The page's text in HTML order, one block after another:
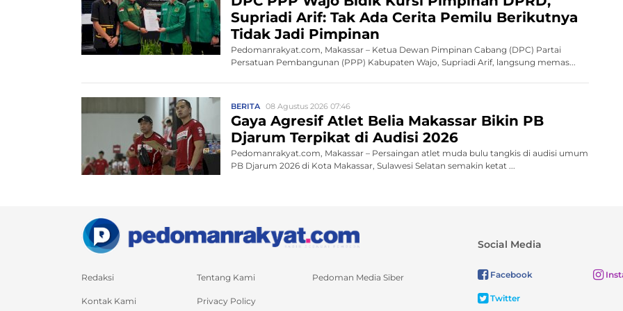
Supriadi Arif: Tak Ada Cerita Pemilu Berikutnya
Tidak Jadi Pimpinan
Pedomanrakyat.com, Makassar – Ketua Dewan Pimpinan Cabang (DPC) Partai
Persatuan Pembangunan (PPP) Kabupaten Wajo, Supriadi Arif, langsung memas...
BERITA 08 Agustus 2026 07:46
Gaya Agresif Atlet Belia Makassar Bikin PB
Djarum Terpikat di Audisi 2026
Pedomanrakyat.com, Makassar – Persaingan atlet muda bulu tangkis di audisi umum
PB Djarum 2026 di Kota Makassar, Sulawesi Selatan semakin ketat ...
Redaksi Tentang Kami Pedoman Media Siber
Kontak Kami Privacy Policy
Social Media
Facebook
Twitter